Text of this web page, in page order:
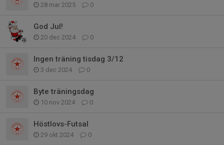
28 mar 2025 0
God Jul!
20 dec 2024 0
Ingen träning tisdag 3/12
3 dec 2024 0
Byte träningsdag
10 nov 2024 0
Höstlovs-Futsal
29 okt 2024 0